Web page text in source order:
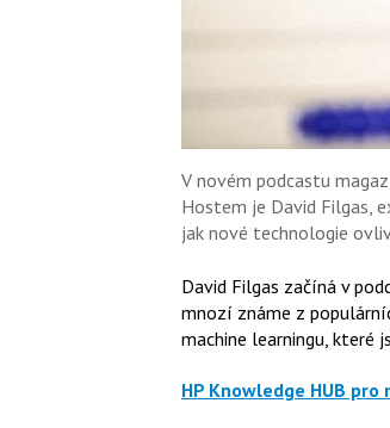
V novém podcastu
Hostem je David Filgas,
jak nové technologie
David Filgas začíná v
mnozí známe z
machine learningu, které
HP Knowledge HUB